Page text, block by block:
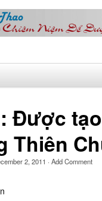
Được
Thiên
2, 2011 · Add Comment